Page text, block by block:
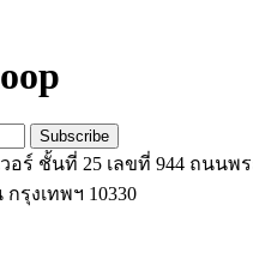
Subscribe
ร์ ชั้นที่ 25 เลขที่ 944 ถนนพ
รุงเทพฯ 10330